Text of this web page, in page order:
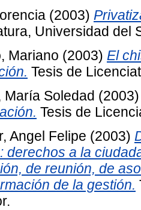
(2003)
Universidad del
Mariano (2003) El
Tesis de
María Soledad
Tesis de
Angel Felipe (2003)
derechos a la
de reunión, de
de la gestión.